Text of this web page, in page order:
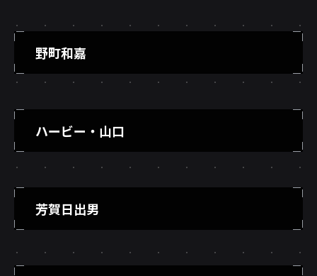
野町和嘉
ハービー・山口
芳賀日出男